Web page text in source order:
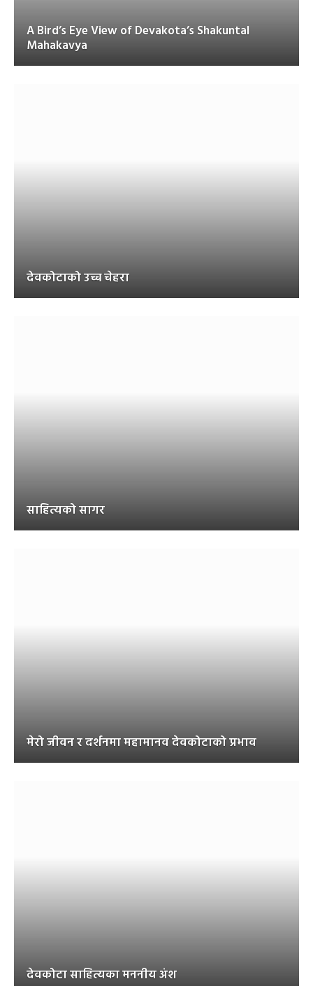
A Bird’s Eye View of Devakota’s Shakuntal
Mahakavya
देवकोटाको उच्च चेहरा
साहित्यको सागर
मेरो जीवन र दर्शनमा महामानव देवकोटाको प्रभाव
देवकोटा साहित्यका मननीय अंश